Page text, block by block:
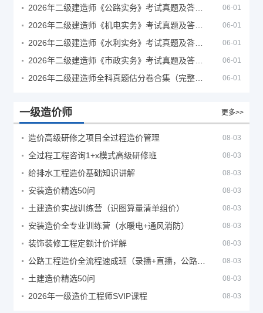
06-01
06-01
06-01
06-01
06-01
一级造价师 更多>>
造价高级研修之项目全过程造价管理 08-03
全过程工程咨询1+x模式高级研修班 08-03
给排水工程造价基础知识讲解 08-03
安装造价精选50问 08-03
土建造价实战训练营（识图算量清单组价） 08-03
安装造价全专业训练营（水暖电+通风消防） 08-03
装饰装修工程定额计价详解 08-03
08-03
土建造价精选50问 08-03
2026年一级造价工程师SVIP课程 08-03